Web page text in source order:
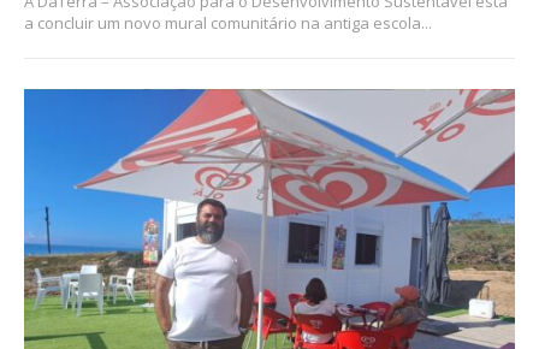
a concluir um novo mural comunitário na antiga escola...